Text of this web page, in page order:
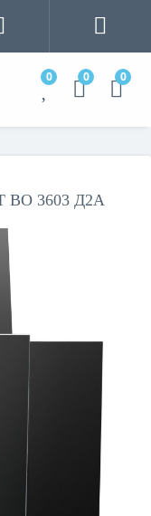
0 0 0
ВО 3603 Д2А